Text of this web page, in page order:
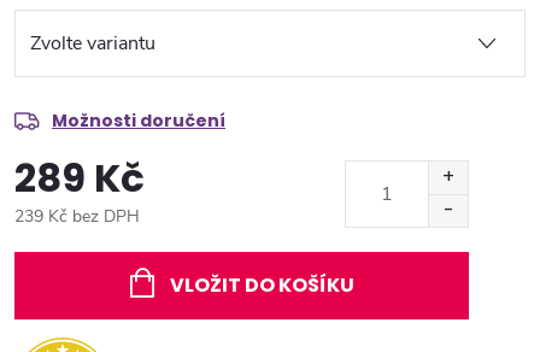
Možnosti doručení
289 Kč
239 Kč bez DPH
VLOŽIT DO KOŠÍKU